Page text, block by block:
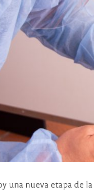
una nueva etapa de